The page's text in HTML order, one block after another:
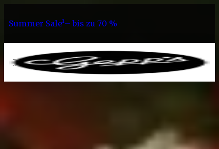
Summer Sale¹– bis zu 70 %
0